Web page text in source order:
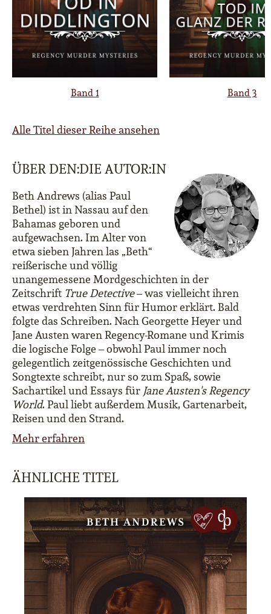
Band 1 Band 3
Alle Titel dieser Reihe ansehen
ÜBER DEN:DIE AUTOR:IN
Beth Andrews (alias Paul
Bethel) ist in Nassau auf den
Bahamas geboren und
aufgewachsen. Im Alter von
etwa sieben Jahren las „Beth“
reißerische und völlig
unangemessene Mordgeschichten in der
Zeitschrift True Detective– was vielleicht ihren
etwas verdrehten Sinn für Humor erklärt. Bald
folgte das Schreiben. Nach Georgette Heyer und
Jane Austen waren Regency-Romane und Krimis
die logische Folge – obwohl Paul immer noch
gelegentlich zeitgenössische Geschichten und
Songtexte schreibt, nur so zum Spaß, sowie
Sachartikel und Essays für Jane Austen's Regency
World. Paul liebt außerdem Musik, Gartenarbeit,
Reisen und den Strand.
Mehr erfahren
ÄHNLICHE TITEL